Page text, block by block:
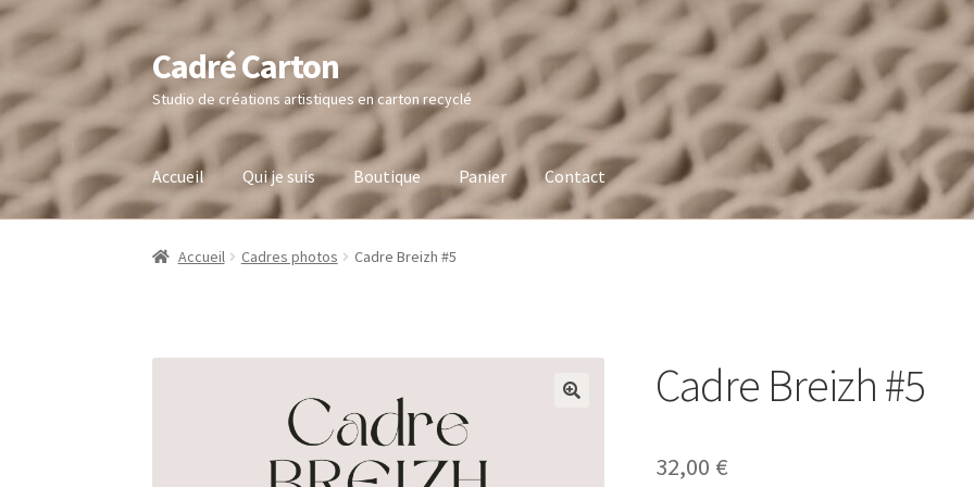
Aller
à
la
navigation
Aller
au
contenu
Cadré Carton
Studio de créations artistiques en carton recyclé
Accueil Qui je suis Boutique Panier Contact
Accueil Cadres photos Cadre Breizh #5
Cadre Breizh #5
32,00 €